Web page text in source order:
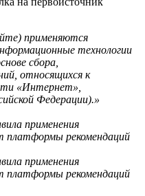
применяются
технологии
сбора,
относящихся к
«Интернет»,
Федерации).»
применения
платформы рекомендаций
применения
платформы рекомендаций